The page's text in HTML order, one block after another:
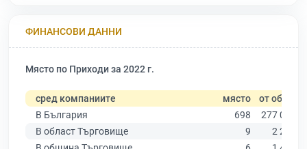
ФИНАНСОВИ ДАННИ
Място по Приходи за 2022 г.
сред компаниите място от общо
В България
698
277 019
В област Търговище
9
2 275